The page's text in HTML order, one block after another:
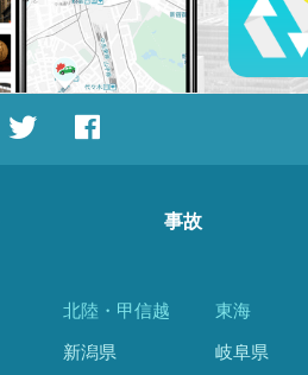
事故
北陸・甲信越
新潟県
東海
岐阜県